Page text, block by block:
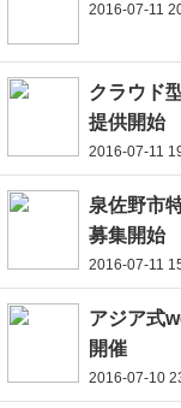
2016-07-11
クラウド
提供開始
2016-07-11
泉佐野市
募集開始
2016-07-11
アジア式
開催
2016-07-10